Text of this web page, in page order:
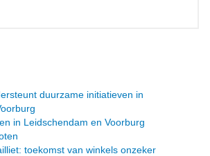
duurzame initiatieven in
in Leidschendam en Voorburg
toekomst van winkels onzeker